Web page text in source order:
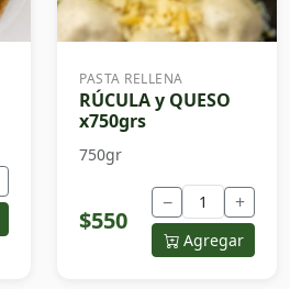
PASTA RELLENA
RÚCULA y QUESO
x750grs
750gr
$550
− +
Agregar